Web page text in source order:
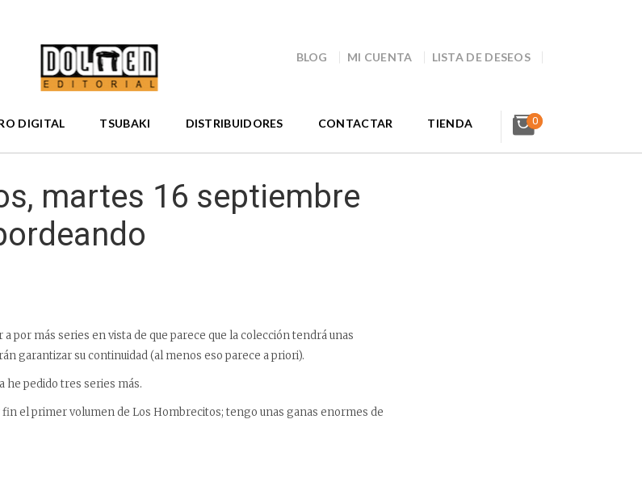
BLOG MI CUENTA LISTA DE DESEOS
DIGITAL TSUBAKI DISTRIBUIDORES CONTACTAR TIENDA 0
martes 16 septiembre
por más series en vista de que parece que la colección tendrá unas
garantizar su continuidad (al menos eso parece a priori).
he pedido tres series más.
el primer volumen de Los Hombrecitos; tengo unas ganas enormes de